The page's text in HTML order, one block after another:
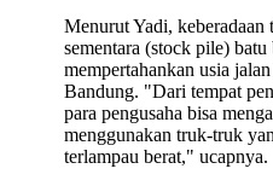
Menurut Yadi, keberadaan
sementara (stock pile) batu
mempertahankan usia
Bandung. "Dari tempat
para pengusaha bisa
menggunakan truk-truk
terlampau berat," ucapnya.